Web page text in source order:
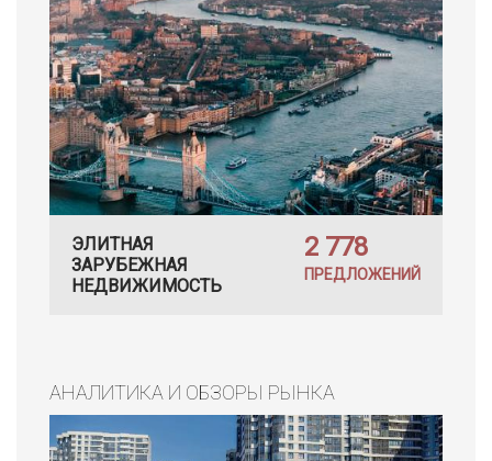
ЭЛИТНАЯ
ЗАРУБЕЖНАЯ
НЕДВИЖИМОСТЬ
2 778
ПРЕДЛОЖЕНИЙ
АНАЛИТИКА И ОБЗОРЫ РЫНКА